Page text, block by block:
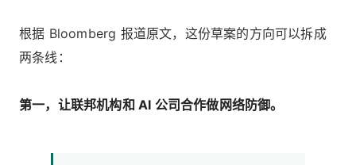
根据 Bloomberg 报道原文，这份草案的方向可以拆成
两条线：
第一，让联邦机构和 AI 公司合作做网络防御。